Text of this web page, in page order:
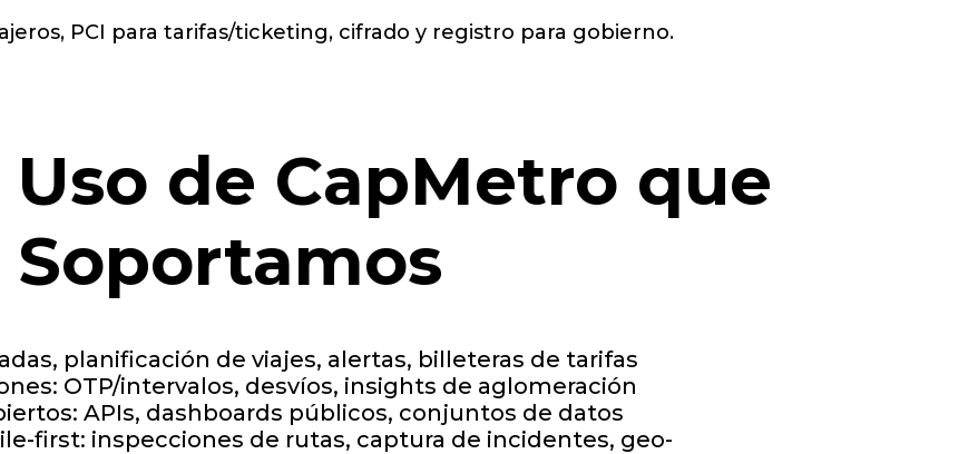
PCI para tarifas/ticketing, cifrado y registro para gobierno.
Uso de CapMetro que
Soportamos
planificación de viajes, alertas, billeteras de tarifas
OTP/intervalos, desvíos, insights de aglomeración
APIs, dashboards públicos, conjuntos de datos
first: inspecciones de rutas, captura de incidentes, geo-